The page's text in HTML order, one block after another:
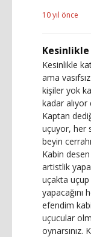
10 yıl önce
Kesinlikle
Kesinlikle
ama
kişiler yok
kadar
Kaptan
uçuyor, her
beyin
Kabin
artistlik
uçakta uçup
yapacağını
efendim
uçucular
oynarsınız.